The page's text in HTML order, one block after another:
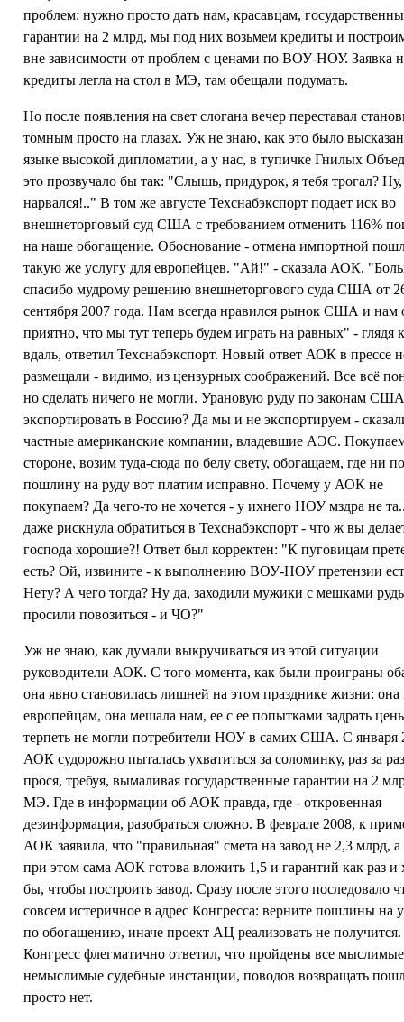
проблем: нужно просто дать нам, красавцам,
гарантии на 2 млрд, мы под них возьмем кредиты и
вне зависимости от проблем с ценами по ВОУ-НОУ. Заявка
кредиты легла на стол в МЭ, там обещали подумать.
Но после появления на свет слогана вечер переставал
томным просто на глазах. Уж не знаю, как это было
языке высокой дипломатии, а у нас, в тупичке Гнилых
это прозвучало бы так: "Слышь, придурок, я тебя трогал?
нарвался!.." В том же августе Техснабэкспорт подает иск во
внешнеторговый суд США с требованием отменить 116%
на наше обогащение. Обоснование - отмена импортной
такую же услугу для европейцев. "Ай!" - сказала АОК.
спасибо мудрому решению внешнеторгового суда США от
сентября 2007 года. Нам всегда нравился рынок США и нам
приятно, что мы тут теперь будем играть на равных" - глядя
вдаль, ответил Техснабэкспорт. Новый ответ АОК в прессе
размещали - видимо, из цензурных соображений. Все всё
но сделать ничего не могли. Урановую руду по законам США
экспортировать в Россию? Да мы и не экспортируем -
частные американские компании, владевшие АЭС.
стороне, возим туда-сюда по белу свету, обогащаем, где ни
пошлину на руду вот платим исправно. Почему у АОК не
покупаем? Да чего-то не хочется - у ихнего НОУ мздра не
даже рискнула обратиться в Техснабэкспорт - что ж вы
господа хорошие?! Ответ был корректен: "К пуговицам
есть? Ой, извините - к выполнению ВОУ-НОУ претензии
Нету? А чего тогда? Ну да, заходили мужики с мешками
просили повозиться - и ЧО?"
Уж не знаю, как думали выкручиваться из этой ситуации
руководители АОК. С того момента, как были проиграны
она явно становилась лишней на этом празднике жизни:
европейцам, она мешала нам, ее с ее попытками задрать
терпеть не могли потребители НОУ в самих США. С января
АОК судорожно пыталась ухватиться за соломинку, раз за
прося, требуя, вымаливая государственные гарантии на 2
МЭ. Где в информации об АОК правда, где - откровенная
дезинформация, разобраться сложно. В феврале 2008, к
АОК заявила, что "правильная" смета на завод не 2,3 млрд, а
при этом сама АОК готова вложить 1,5 и гарантий как раз и
бы, чтобы построить завод. Сразу после этого последовало
совсем истеричное в адрес Конгресса: верните пошлины на
по обогащению, иначе проект АЦ реализовать не получится.
Конгресс флегматично ответил, что пройдены все
немыслимые судебные инстанции, поводов возвращать
просто нет.